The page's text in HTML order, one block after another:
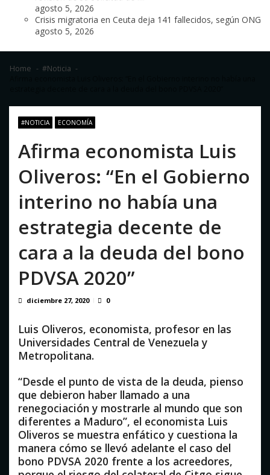
agosto 5, 2026
Crisis migratoria en Ceuta deja 141 fallecidos, según ONG
agosto 5, 2026
Home
#Noticia
#NOTICIA ECONOMÍA
Afirma economista Luis
Oliveros: “En el Gobierno
interino no había una
estrategia decente de
cara a la deuda del bono
PDVSA 2020”
diciembre 27, 2020 0
Luis Oliveros, economista, profesor en las
Universidades Central de Venezuela y
Metropolitana.
“Desde el punto de vista de la deuda, pienso
que debieron haber llamado a una
renegociación y mostrarle al mundo que son
diferentes a Maduro”, el economista Luis
Oliveros se muestra enfático y cuestiona la
manera cómo se llevó adelante el caso del
bono PDVSA 2020 frente a los acreedores,